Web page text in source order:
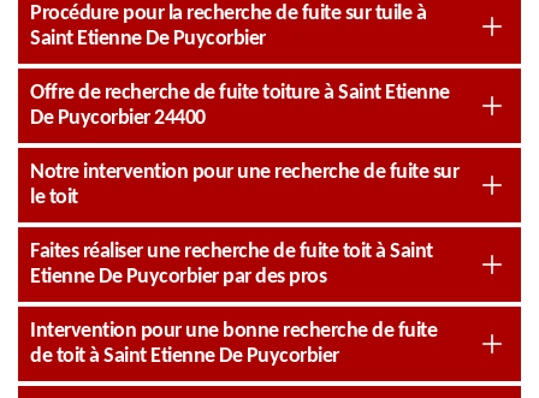
Procédure pour la recherche de fuite sur tuile à
Saint Etienne De Puycorbier
Offre de recherche de fuite toiture à Saint Etienne
De Puycorbier 24400
Notre intervention pour une recherche de fuite sur
le toit
Faites réaliser une recherche de fuite toit à Saint
Etienne De Puycorbier par des pros
Intervention pour une bonne recherche de fuite
de toit à Saint Etienne De Puycorbier